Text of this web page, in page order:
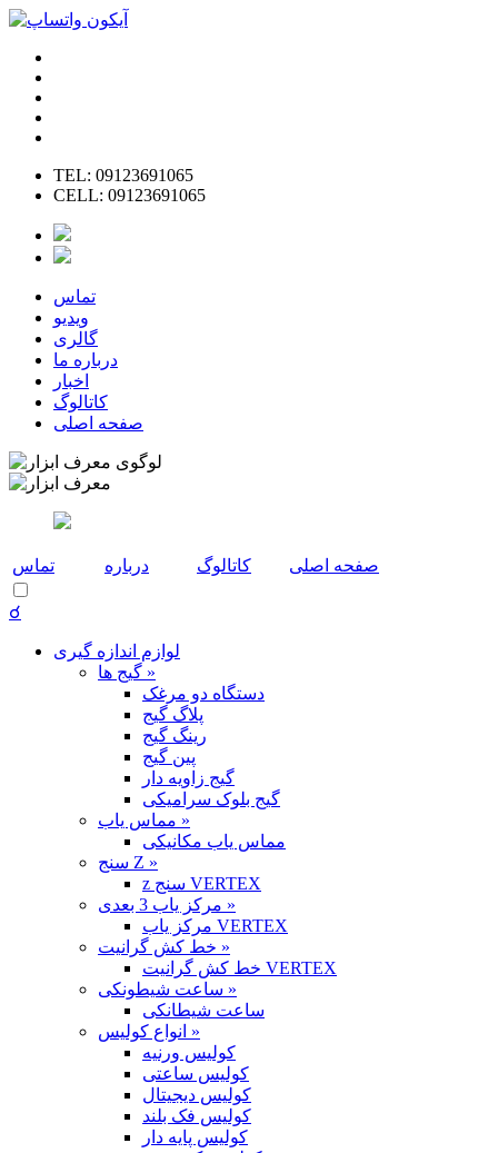
TEL: 09123691065
CELL: 09123691065
تماس
ویدیو
گالری
درباره ما
اخبار
کاتالوگ
صفحه اصلی
تماس درباره کاتالوگ صفحه اصلی
☌
لوازم اندازه گیری
گیج ها »
دستگاه دو مرغک
پلاگ گیج
رینگ گیج
پین گیج
گیج زاویه دار
گیج بلوک سرامیکی
مماس یاب »
مماس یاب مکانیکی
سنج Z »
z سنج VERTEX
مرکز یاب 3 بعدی »
مرکز یاب VERTEX
خط کش گرانیت »
خط کش گرانیت VERTEX
ساعت شیطونکی »
ساعت شیطانکی
انواع کولیس »
کولیس ورنیه
کولیس ساعتی
کولیس دیجیتال
کولیس فک بلند
کولیس پایه دار